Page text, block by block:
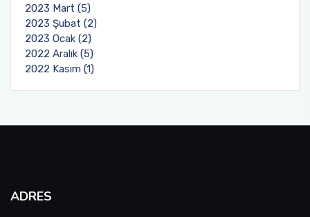
2023 Mart (5)
2023 Şubat (2)
2023 Ocak (2)
2022 Aralık (5)
2022 Kasım (1)
ADRES